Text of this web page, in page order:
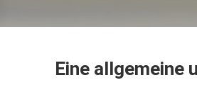
Eine allgemeine